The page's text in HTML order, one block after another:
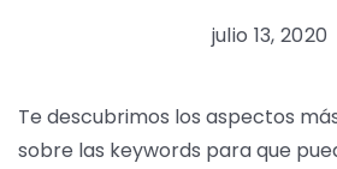
julio 13, 2020
Te descubrimos los aspectos
sobre las keywords para que